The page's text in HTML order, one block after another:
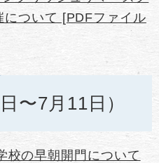
ついて [PDFファイル
〜7月11日）
校の早朝開門について